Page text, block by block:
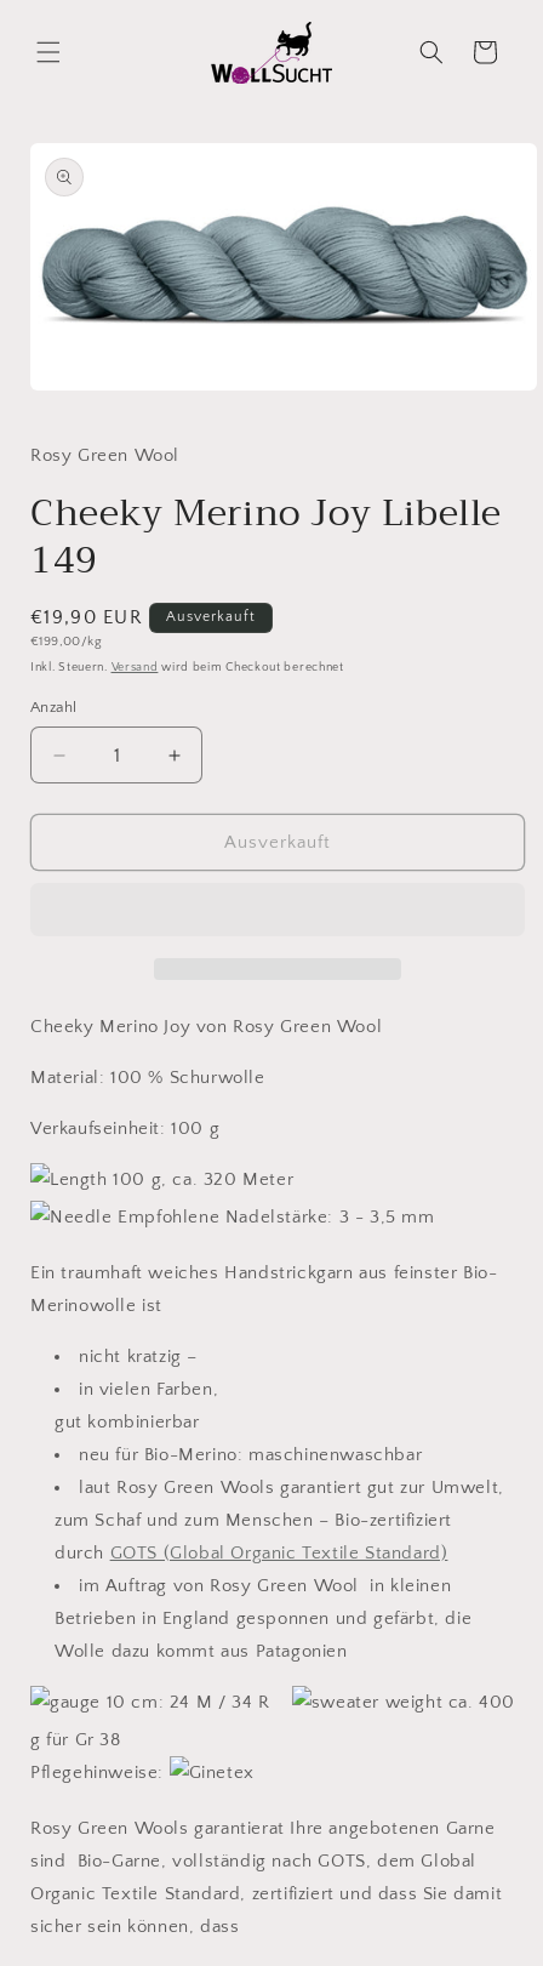
Inhalt
Warenkorb
Modal
öffnen
Rosy Green Wool
Cheeky Merino Joy Libelle
149
Normaler
Preis
€19,90 EUR
Grundpreis
€199,00/kg
Ausverkauft
Inkl. Steuern. Versand wird beim Checkout berechnet
Anzahl
Anzahl
Verringere
die
Menge
Cheeky
Erhöhe
die
Menge
Cheeky
Ausverkauft
Cheeky Merino Joy von Rosy Green Wool
Material: 100 % Schurwolle
Verkaufseinheit: 100 g
100 g, ca. 320 Meter
Empfohlene Nadelstärke: 3 - 3,5 mm
Ein traumhaft weiches Handstrickgarn aus feinster Bio-
Merinowolle ist
nicht kratzig –
in vielen Farben,
gut kombinierbar
neu für Bio-Merino: maschinenwaschbar
laut Rosy Green Wools garantiert gut zur Umwelt,
zum Schaf und zum Menschen – Bio-zertifiziert
durch GOTS (Global Organic Textile Standard)
im Auftrag von Rosy Green Wool in kleinen
Betrieben in England gesponnen und gefärbt, die
Wolle dazu kommt aus Patagonien
10 cm: 24 M / 34 R
ca. 400
g für Gr 38
Pflegehinweise:
Rosy Green Wools garantierat Ihre angebotenen Garne
sind Bio-Garne, vollständig nach GOTS, dem Global
Organic Textile Standard, zertifiziert und dass Sie damit
sicher sein können, dass